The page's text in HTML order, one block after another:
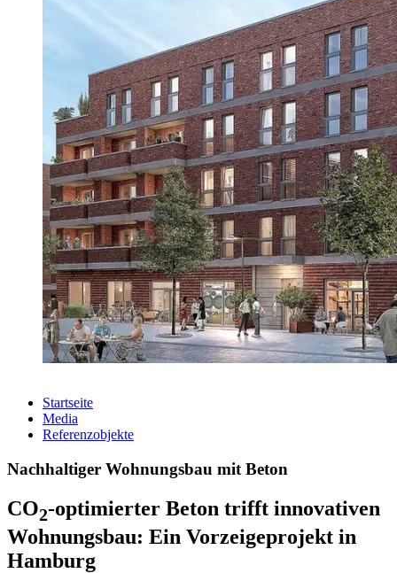
Startseite
Media
Referenzobjekte
Nachhaltiger Wohnungsbau mit Beton
CO2-optimierter Beton trifft innovativen
Wohnungsbau: Ein Vorzeigeprojekt in
Hamburg